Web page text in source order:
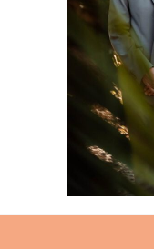
Mariage au
robe